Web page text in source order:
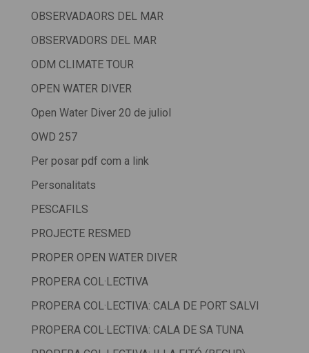
OBSERVADAORS DEL MAR
OBSERVADORS DEL MAR
ODM CLIMATE TOUR
OPEN WATER DIVER
Open Water Diver 20 de juliol
OWD 257
Per posar pdf com a link
Personalitats
PESCAFILS
PROJECTE RESMED
PROPER OPEN WATER DIVER
PROPERA COL·LECTIVA
PROPERA COL·LECTIVA: CALA DE PORT SALVI
PROPERA COL·LECTIVA: CALA DE SA TUNA